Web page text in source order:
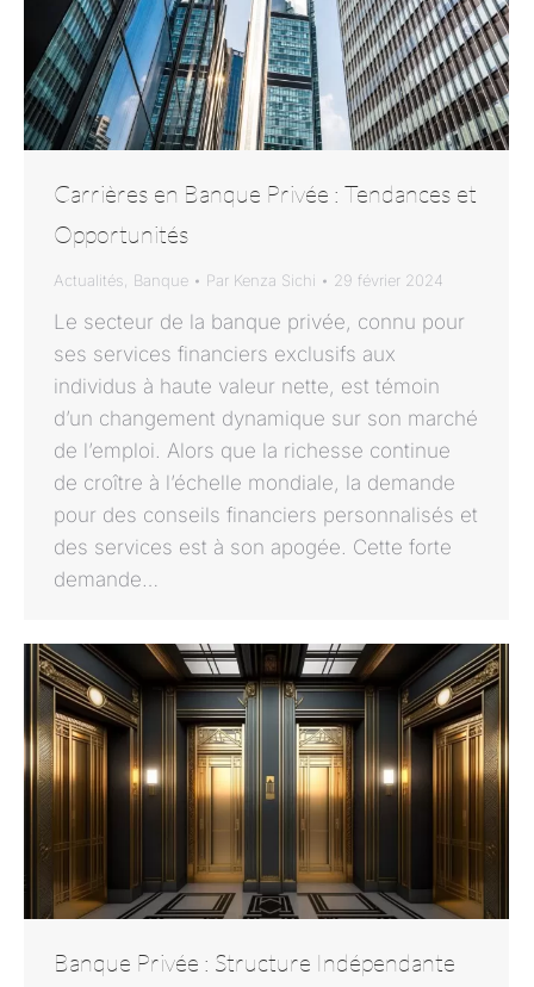
Carrières en Banque Privée : Tendances et
Opportunités
Actualités Banque Par Kenza Sichi 29 février 2024
Le secteur de la banque privée, connu pour
ses services financiers exclusifs aux
individus à haute valeur nette, est témoin
d’un changement dynamique sur son marché
de l’emploi. Alors que la richesse continue
de croître à l’échelle mondiale, la demande
pour des conseils financiers personnalisés et
des services est à son apogée. Cette forte
demande…
Banque Privée : Structure Indépendante